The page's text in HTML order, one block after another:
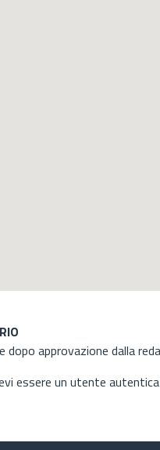
approvazione dalla
essere un utente